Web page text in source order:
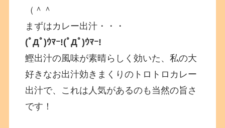
（＾＾
まずはカレー出汁・・・
(ﾟДﾟ)ｳﾏｰ!(ﾟДﾟ)ｳﾏｰ!
鰹出汁の風味が素晴らしく効いた、私の大
好きなお出汁効きまくりのトロトロカレー
出汁で、これは人気があるのも当然の旨さ
です！